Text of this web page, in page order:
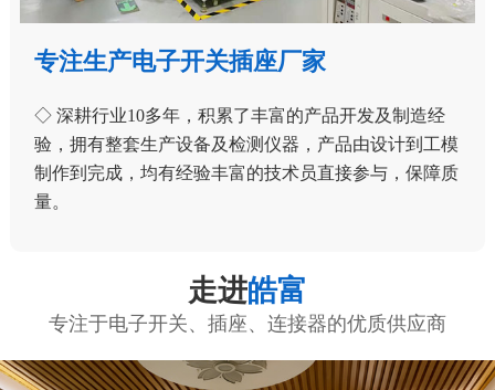
专注生产电子开关插座厂家
◇ 深耕行业10多年，积累了丰富的产品开发及制造经
验，拥有整套生产设备及检测仪器，产品由设计到工模
制作到完成，均有经验丰富的技术员直接参与，保障质
量。
走进皓富
专注于电子开关、插座、连接器的优质供应商